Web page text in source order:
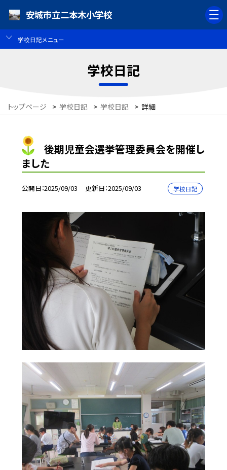
安城市立二本木小学校
学校日記メニュー
学校日記
トップページ > 学校日記 > 学校日記 > 詳細
後期児童会選挙管理委員会を開催し
ました
公開日 2025/09/03 更新日 2025/09/03 学校日記